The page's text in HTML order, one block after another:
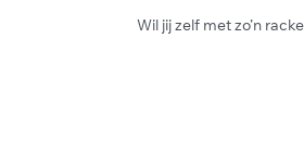
Wil jij zelf met zo’n